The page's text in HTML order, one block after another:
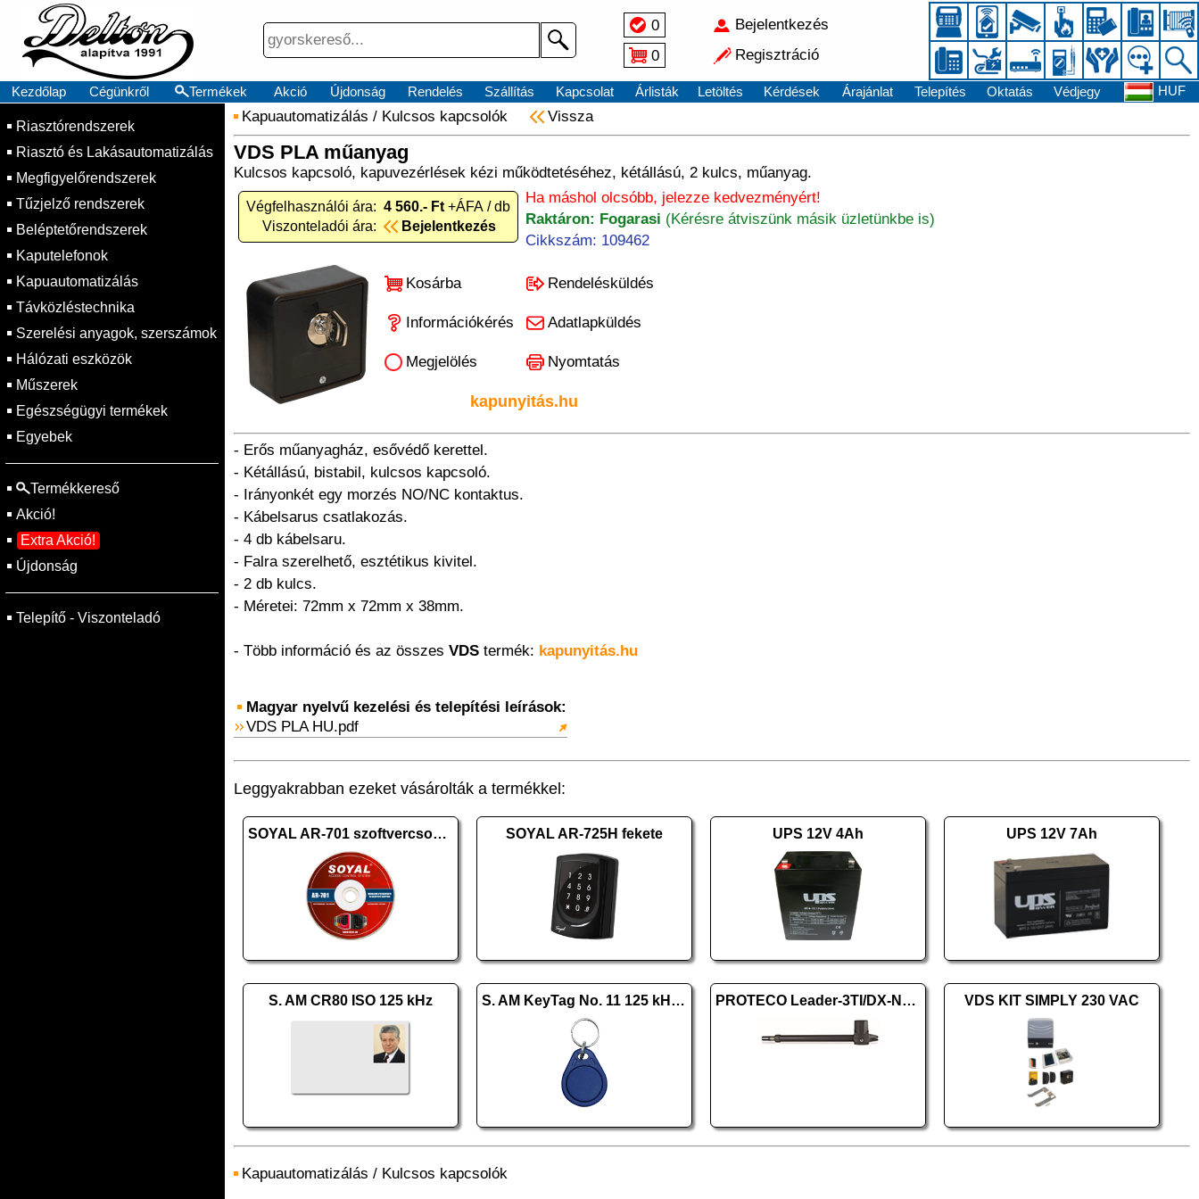
0
0
Bejelentkezés
Regisztráció
Kezdőlap Cégünkről Termékek Akció Újdonság Rendelés Szállítás Kapcsolat Árlisták Letöltés Kérdések Árajánlat Telepítés Oktatás Védjegy HUF
Riasztórendszerek
Riasztó és Lakásautomatizálás
Megfigyelőrendszerek
Tűzjelző rendszerek
Beléptetőrendszerek
Kaputelefonok
Kapuautomatizálás
Távközléstechnika
Szerelési anyagok, szerszámok
Hálózati eszközök
Műszerek
Egészségügyi termékek
Egyebek
Termékkereső
Akció!
Extra Akció!
Újdonság
Telepítő - Viszonteladó
Kapuautomatizálás / Kulcsos kapcsolók Vissza
VDS PLA műanyag
Kulcsos kapcsoló, kapuvezérlések kézi működtetéséhez, kétállású, 2 kulcs, műanyag.
Végfelhasználói ára: 4 560.- Ft +ÁFA / db
Viszonteladói ára:
Bejelentkezés
Ha máshol olcsóbb, jelezze kedvezményért!
Raktáron: Fogarasi (Kérésre átviszünk másik üzletünkbe is)
Cikkszám: 109462
Kosárba Rendelésküldés
Információkérés Adatlapküldés
Megjelölés Nyomtatás
kapunyitás.hu
- Erős műanyagház, esővédő kerettel.
- Kétállású, bistabil, kulcsos kapcsoló.
- Irányonkét egy morzés NO/NC kontaktus.
- Kábelsarus csatlakozás.
- 4 db kábelsaru.
- Falra szerelhető, esztétikus kivitel.
- 2 db kulcs.
- Méretei: 72mm x 72mm x 38mm.
- Több információ és az összes VDS termék: kapunyitás.hu
Magyar nyelvű kezelési és telepítési leírások:
VDS PLA HU.pdf
Leggyakrabban ezeket vásárolták a termékkel:
SOYAL AR-701 szoftvercsomag 10.2 SOYAL AR-725H fekete UPS 12V 4Ah UPS 12V 7Ah
S. AM CR80 ISO 125 kHz S. AM KeyTag No. 11 125 kHz kék PROTECO Leader-3TI/DX-New jobbos VDS KIT SIMPLY 230 VAC
Kapuautomatizálás / Kulcsos kapcsolók